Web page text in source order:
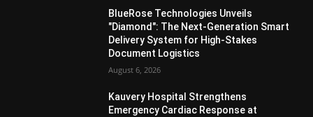
BlueRose Technologies Unveils
"Diamond": The Next-Generation Smart
Delivery System for High-Stakes
Document Logistics
August 6, 2026
Kauvery Hospital Strengthens
Emergency Cardiac Response at